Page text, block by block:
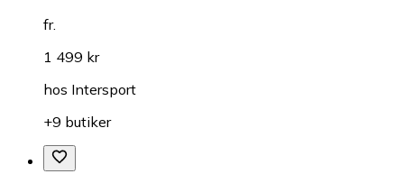
fr.
1 499 kr
hos Intersport
+9 butiker